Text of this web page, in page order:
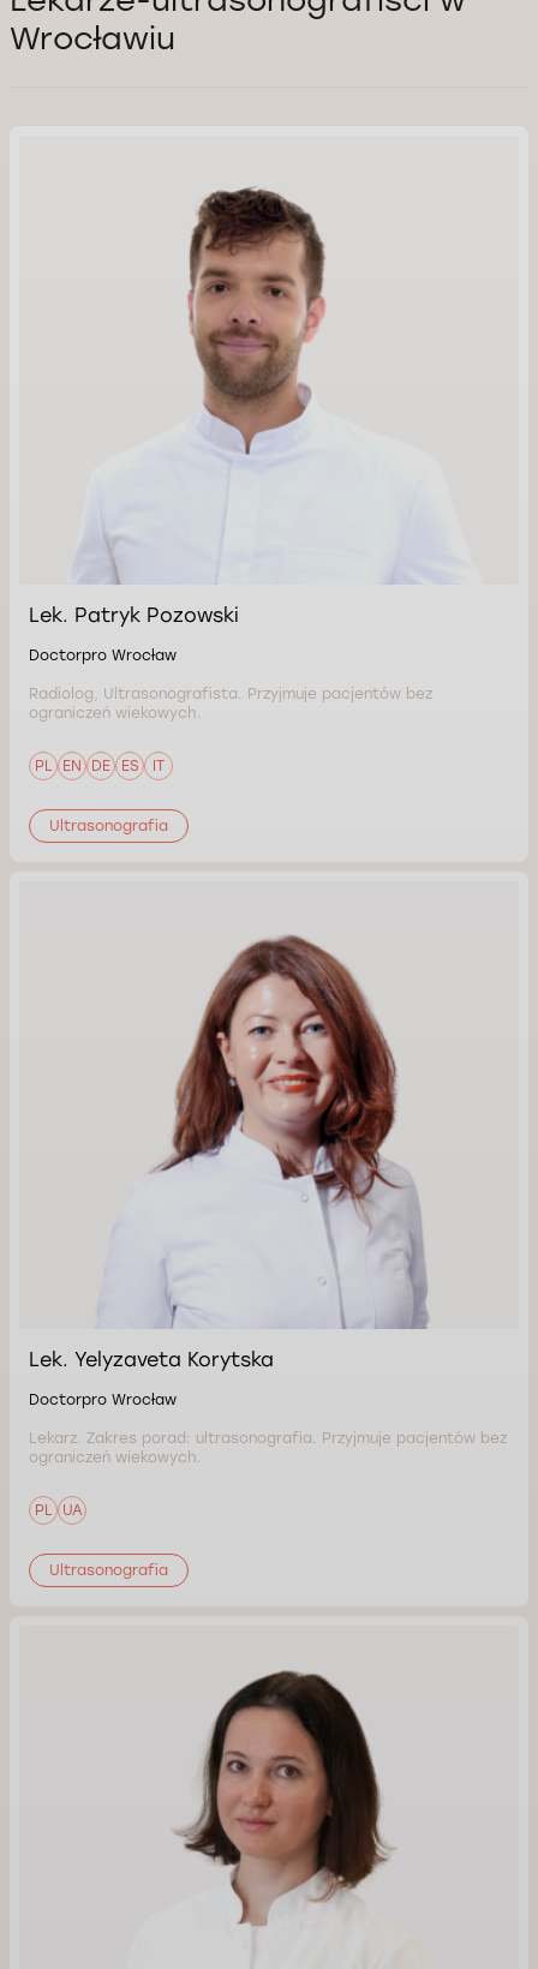
Wrocławiu
Lek. Patryk Pozowski
Doctorpro Wrocław
Radiolog, Ultrasonografista. Przyjmuje pacjentów bez
ograniczeń wiekowych.
PL EN DE ES IT
Ultrasonografia
Lek. Yelyzaveta Korytska
Doctorpro Wrocław
Lekarz. Zakres porad: ultrasonografia. Przyjmuje pacjentów bez
ograniczeń wiekowych.
PL UA
Ultrasonografia